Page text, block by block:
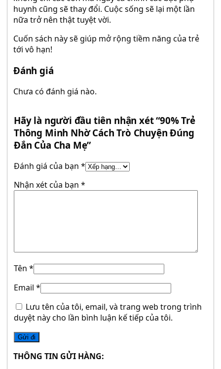
huynh cũng sẽ thay đổi. Cuộc sống sẽ lại một lần
nữa trở nên thật tuyệt vời.
Cuốn sách này sẽ giúp mở rộng tiềm năng của trẻ
tới vô hạn!
Đánh giá
Chưa có đánh giá nào.
Hãy là người đầu tiên nhận xét “90% Trẻ
Thông Minh Nhờ Cách Trò Chuyện Đúng
Đắn Của Cha Mẹ”
Đánh giá của bạn *
Nhận xét của bạn *
Tên *
Email *
Lưu tên của tôi, email, và trang web trong trình
duyệt này cho lần bình luận kế tiếp của tôi.
THÔNG TIN GỬI HÀNG: